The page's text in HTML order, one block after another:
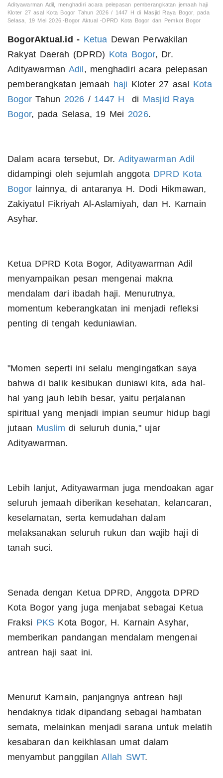
Adityawarman Adil, menghadiri acara pelepasan pemberangkatan jemaah haji
Kloter 27 asal Kota Bogor Tahun 2026 / 1447 H di Masjid Raya Bogor, pada
Selasa, 19 Mei 2026.-Bogor Aktual -DPRD Kota Bogor dan Pemkot Bogor
BogorAktual.id - Ketua Dewan Perwakilan
Rakyat Daerah (DPRD) Kota Bogor, Dr.
Adityawarman Adil, menghadiri acara pelepasan
pemberangkatan jemaah haji Kloter 27 asal Kota
Bogor Tahun 2026 / 1447 H di Masjid Raya
Bogor, pada Selasa, 19 Mei 2026.
​Dalam acara tersebut, Dr. Adityawarman Adil
didampingi oleh sejumlah anggota DPRD Kota
Bogor lainnya, di antaranya H. Dodi Hikmawan,
Zakiyatul Fikriyah Al-Aslamiyah, dan H. Karnain
Asyhar.
Ketua DPRD Kota Bogor, Adityawarman Adil
menyampaikan pesan mengenai makna
mendalam dari ibadah haji. Menurutnya,
momentum keberangkatan ini menjadi refleksi
penting di tengah keduniawian.
​"Momen seperti ini selalu mengingatkan saya
bahwa di balik kesibukan duniawi kita, ada hal-
hal yang jauh lebih besar, yaitu perjalanan
spiritual yang menjadi impian seumur hidup bagi
jutaan Muslim di seluruh dunia," ujar
Adityawarman.
​Lebih lanjut, Adityawarman juga mendoakan agar
seluruh jemaah diberikan kesehatan, kelancaran,
keselamatan, serta kemudahan dalam
melaksanakan seluruh rukun dan wajib haji di
tanah suci.
​Senada dengan Ketua DPRD, Anggota DPRD
Kota Bogor yang juga menjabat sebagai Ketua
Fraksi PKS Kota Bogor, H. Karnain Asyhar,
memberikan pandangan mendalam mengenai
antrean haji saat ini.
Menurut Karnain, panjangnya antrean haji
hendaknya tidak dipandang sebagai hambatan
semata, melainkan menjadi sarana untuk melatih
kesabaran dan keikhlasan umat dalam
menyambut panggilanAllah SWT.